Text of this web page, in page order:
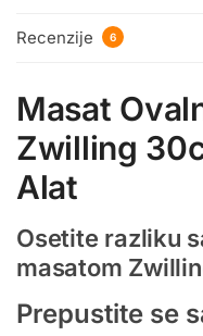
Recenzije 6
Masat
Zwilling
Alat
Osetite razliku
masatom
Prepustite se